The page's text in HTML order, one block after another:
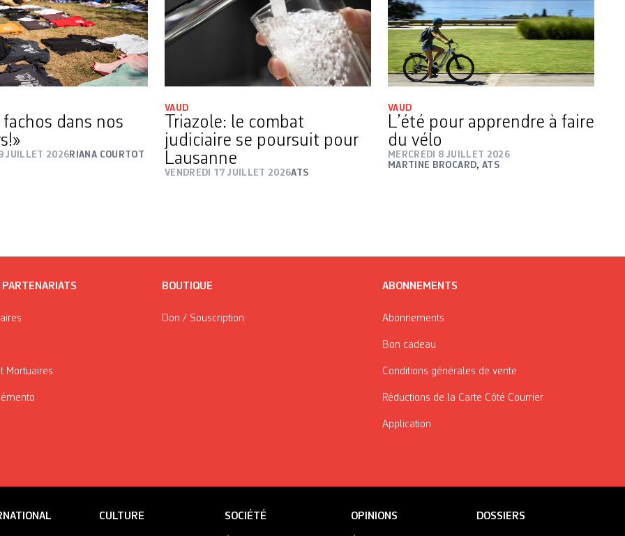
fachos dans nos
JUILLET 2026 RIANA COURTOT
VAUD
Triazole: le combat
judiciaire se poursuit pour
Lausanne
VENDREDI 17 JUILLET 2026ATS
VAUD
L’été pour apprendre à faire
du vélo
MERCREDI 8 JUILLET 2026
MARTINE BROCARD, ATS
Mortuaires
BOUTIQUE
Don / Souscription
ABONNEMENTS
Abonnements
Bon cadeau
Conditions générales de vente
Réductions de la Carte Côté Courrier
Application
CULTURE SOCIÉTÉ OPINIONS DOSSIERS